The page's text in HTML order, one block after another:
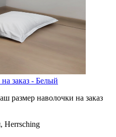
заказ - Белый
размер наволочки на заказ
Herrsching